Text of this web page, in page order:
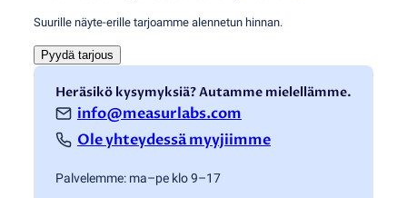
Suurille näyte-erille tarjoamme alennetun hinnan.
Pyydä tarjous
Heräsikö kysymyksiä? Autamme mielellämme.
info@measurlabs.com
Ole yhteydessä myyjiimme
Palvelemme: ma–pe klo 9–17